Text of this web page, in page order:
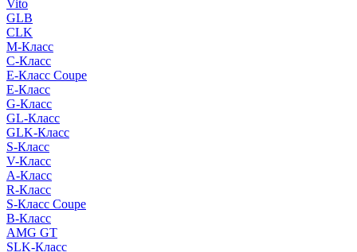
Vito
GLB
CLK
M-Класс
C-Класс
E-Класс Coupe
E-Класс
G-Класс
GL-Класс
GLK-Класс
S-Класс
V-Класс
A-Класс
R-Класс
S-Класс Сoupe
B-Класс
AMG GT
SLK-Класс